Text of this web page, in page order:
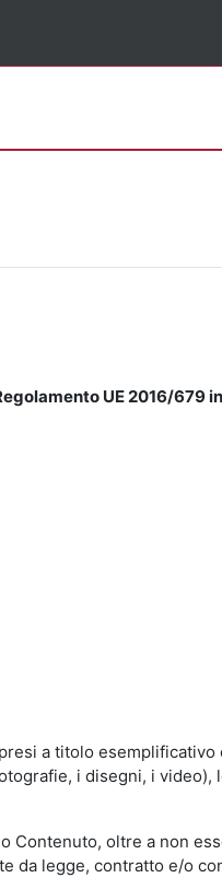
UE 2016/679
a titolo
i disegni, i
oltre a non
legge, contratto e/o